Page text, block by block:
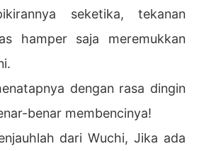
seketika, tekanan
hamper saja meremukkan
dengan rasa dingin
benar membencinya!
dari Wuchi, Jika ada